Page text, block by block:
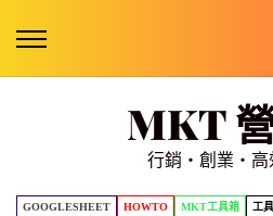
MKT
行銷・創業・高
GOOGLESHEET HOWTO MKT工具箱 工